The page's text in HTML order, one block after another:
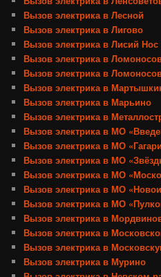
Вызов электрика в Лесной
Вызов электрика в Лигово
Вызов электрика в Лисий Нос
Вызов электрика в
Вызов электрика в
Вызов электрика в
Вызов электрика в Марьино
Вызов электрика в
Вызов электрика в МО
Вызов электрика в МО
Вызов электрика в МО
Вызов электрика в МО
Вызов электрика в МО
Вызов электрика в МО
Вызов электрика в
Вызов электрика в
Вызов электрика в
Вызов электрика в Мурино